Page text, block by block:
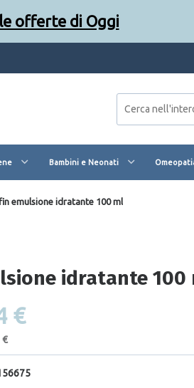
Bambini e Neonati
emulsione idratante 100 ml
idratante 100
€
€
offerte di Oggi